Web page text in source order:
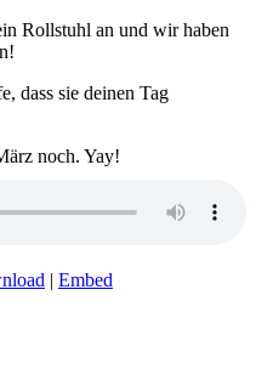
Rollstuhl an und wir haben
dass sie deinen Tag
noch. Yay!
| Embed